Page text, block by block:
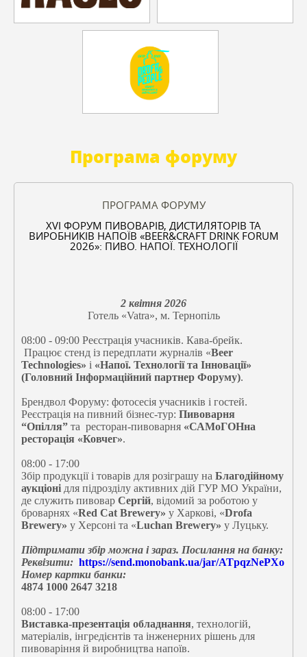
Програма форуму
ПРОГРАМА ФОРУМУ
XVІ ФОРУМ ПИВОВАРІВ, ДИСТИЛЯТОРІВ ТА
ВИРОБНИКІВ НАПОЇВ «BEER&CRAFT DRINK FORUM
2026»: ПИВО. НАПОЇ. ТЕХНОЛОГІЇ
2 квітня 2026
Готель «Vatra», м. Тернопіль
08:00 - 09:00 Реєстрація учасників. Кава-брейк.
Працює стенд із передплати журналів «Beer
Technologies» і «Напої. Технології та Інновації»
(Головний Інформаційний партнер Форуму).
Брендвол Форуму: фотосесія учасників і гостей.
Реєстрація на пивний бізнес-тур: Пивоварня
“Опілля” та ресторан-пивоварня «САМоГОНна
ресторація «Ковчег».
08:00 - 17:00
Збір продукції і товарів для розіграшу на Благодійному
аукціоні для підрозділу активних дій ГУР МО України,
де служить пивовар Сергій, відомий за роботою у
броварнях «Red Cat Brewery» у Харкові, «Drofa
Brewery» у Херсоні та «Luchan Brewery» у Луцьку.
Підтримати збір можна і зараз. Посилання на банку:
Реквізити: https://send.monobank.ua/jar/ATpqzNePXo
Номер картки банки:
4874 1000 2647 3218
08:00 - 17:00
Виставка-презентація обладнання, технологій,
матеріалів, інгредієнтів та інженерних рішень для
пивоваріння й виробництва напоїв.